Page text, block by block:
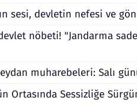
sesi, devletin nefesi ve
devlet nöbeti! "Jandarma
muharebeleri: Salı
Ortasında Sessizliğe